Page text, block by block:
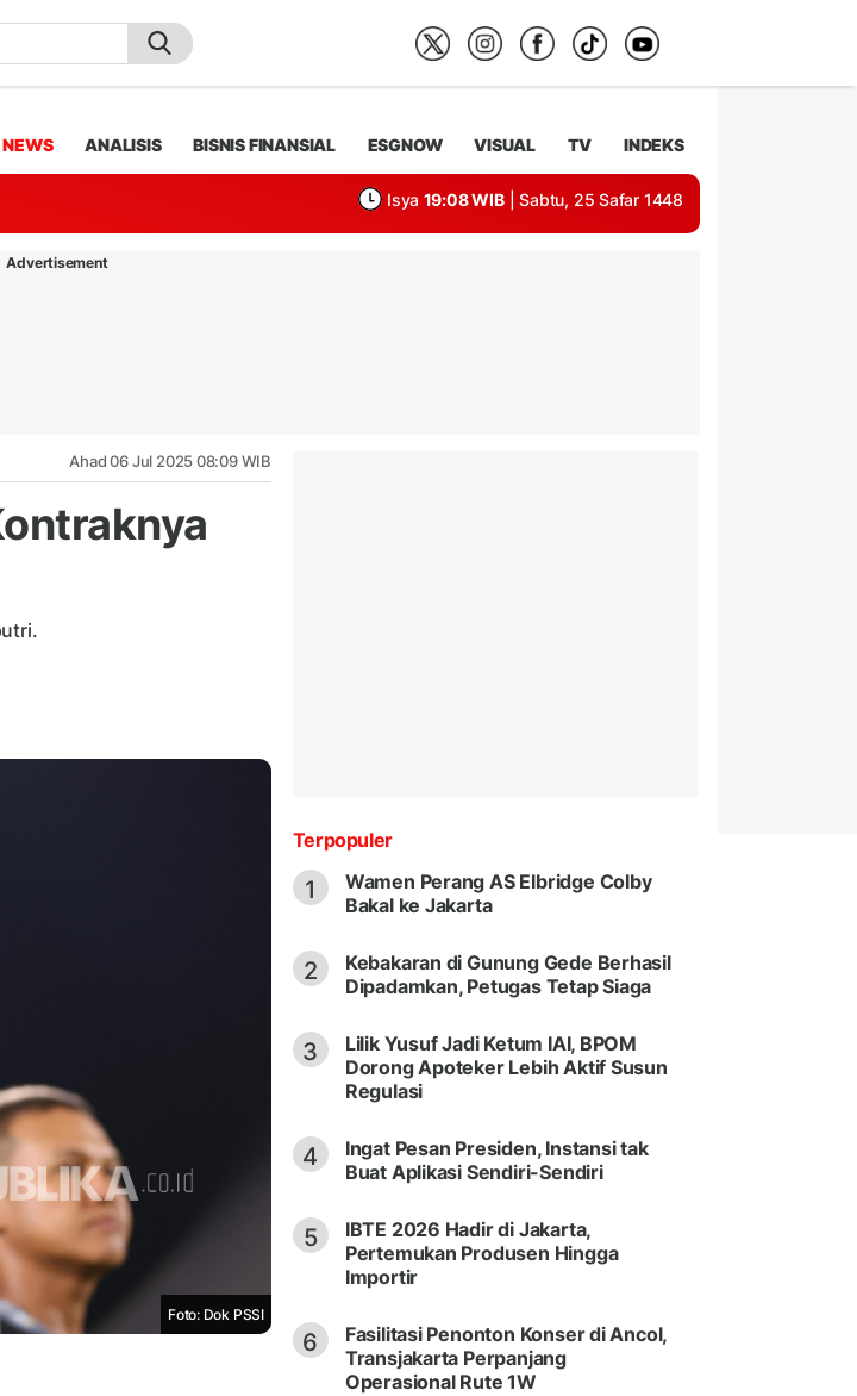
NEWS ANALISIS BISNIS FINANSIAL ESGNOW VISUAL TV INDEKS
Isya 19:08 WIB | Sabtu, 25 Safar 1448
Advertisement
Ahad 06 Jul 2025 08:09 WIB
Foto: Dok PSSI
Terpopuler
1
Wamen Perang AS Elbridge Colby
Bakal ke Jakarta
2
Kebakaran di Gunung Gede Berhasil
Dipadamkan, Petugas Tetap Siaga
3
Lilik Yusuf Jadi Ketum IAI, BPOM
Dorong Apoteker Lebih Aktif Susun
Regulasi
4
Ingat Pesan Presiden, Instansi tak
Buat Aplikasi Sendiri-Sendiri
5
IBTE 2026 Hadir di Jakarta,
Pertemukan Produsen Hingga
Importir
6
Fasilitasi Penonton Konser di Ancol,
Transjakarta Perpanjang
Operasional Rute 1W